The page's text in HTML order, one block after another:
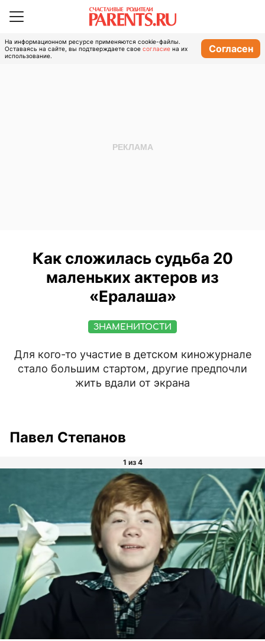
На информационном ресурсе применяются cookie-файлы.
Оставаясь на сайте, вы подтверждаете свое согласие на их
использование.
Согласен
Как сложилась судьба 20
маленьких актеров из
«Ералаша»
ЗНАМЕНИТОСТИ
Для кого-то участие в детском киножурнале
стало большим стартом, другие предпочли
жить вдали от экрана
Павел Степанов
1 из 4